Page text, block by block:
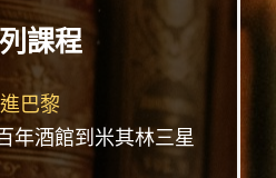
課程
巴黎
年酒館到米其林三星